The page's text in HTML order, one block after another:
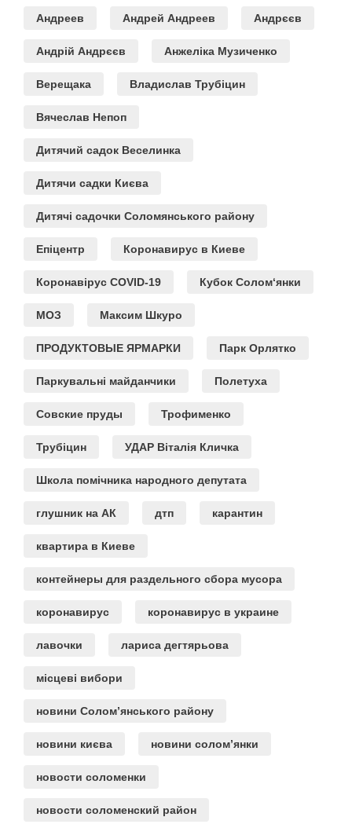
Андреев Андрей Андреев Андрєєв
Андрій Андрєєв Анжеліка Музиченко
Верещака Владислав Трубіцин
Вячеслав Непоп
Дитячий садок Веселинка
Дитячи садки Києва
Дитячі садочки Соломянського району
Епіцентр Коронавирус в Киеве
Коронавірус COVID-19 Кубок Солом‘янки
МОЗ Максим Шкуро
ПРОДУКТОВЫЕ ЯРМАРКИ Парк Орлятко
Паркувальні майданчики Полетуха
Совские пруды Трофименко
Трубіцин УДАР Віталія Кличка
Школа помічника народного депутата
глушник на АК дтп карантин
квартира в Киеве
контейнеры для раздельного сбора мусора
коронавирус коронавирус в украине
лавочки лариса дегтярьова
місцеві вибори
новини Солом’янського району
новини києва новини солом’янки
новости соломенки
новости соломенский район